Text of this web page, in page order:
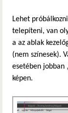
Lehet
telepíteni, van
a az ablak
(nem színesek).
esetében jobban
képen.